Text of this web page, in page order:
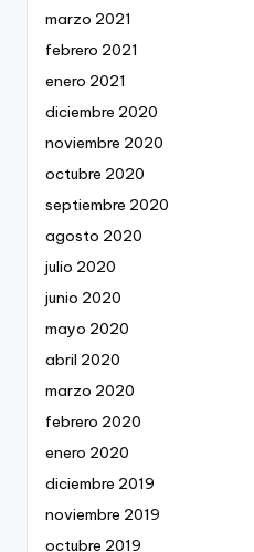
marzo 2021
febrero 2021
enero 2021
diciembre 2020
noviembre 2020
octubre 2020
septiembre 2020
agosto 2020
julio 2020
junio 2020
mayo 2020
abril 2020
marzo 2020
febrero 2020
enero 2020
diciembre 2019
noviembre 2019
octubre 2019